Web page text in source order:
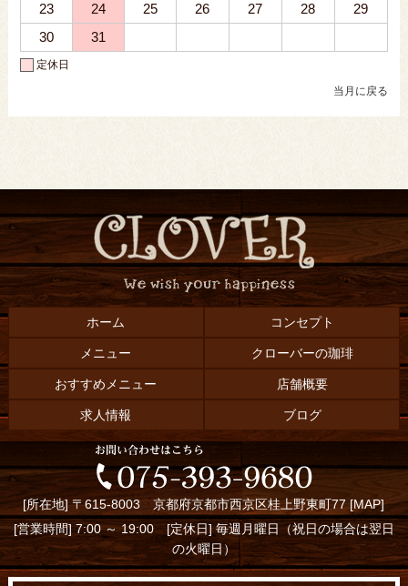
23
24 25 26 27 28
29
30
31
定休日
当月に戻る
ホーム コンセプト
メニュー クローバーの珈琲
おすすめメニュー 店舗概要
求人情報 ブログ
[所在地] 〒615-8003 京都府京都市西京区桂上野東町77 [MAP]
[営業時間] 7:00 ～ 19:00 [定休日] 毎週月曜日（祝日の場合は翌日
の火曜日）